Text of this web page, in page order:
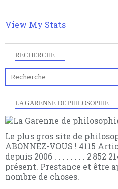
RECHERCHE
LA GARENNE DE PHILOSOPHIE
Le plus gros site de
ABONNEZ-VOUS ! 4115
depuis 2006 . . . . . . . . 2 852
présent. Prestance et être
nombre de choses.
View My Stats